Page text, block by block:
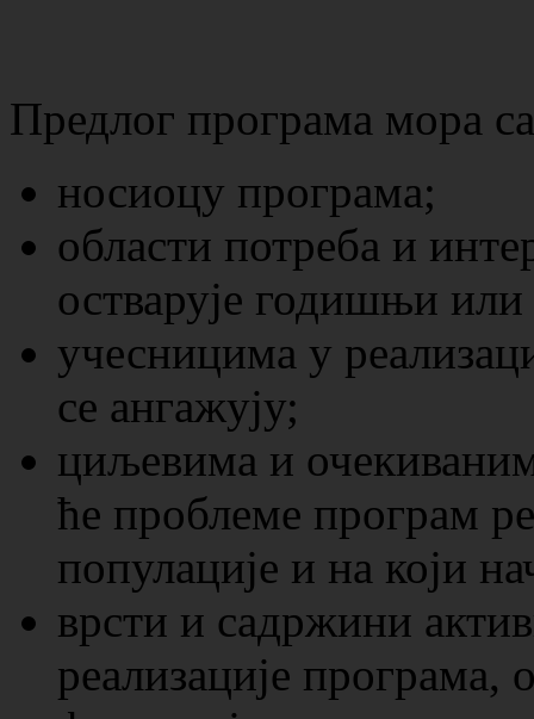
Предлог програма мора
носиоцу програма;
области потреба и
остварује годишњи
учесницима у
се ангажују;
циљевима и
ће проблеме програм
популације и на који
врсти и садржини
реализације